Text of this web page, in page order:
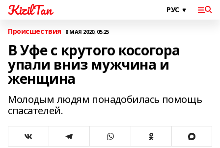
KizilTan
Происшествия 8 МАЯ 2020, 05:25
В Уфе с крутого косогора
упали вниз мужчина и
женщина
Молодым людям понадобилась помощь
спасателей.